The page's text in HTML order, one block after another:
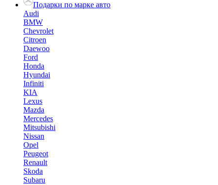
Подарки по марке авто
Audi
BMW
Chevrolet
Citroen
Daewoo
Ford
Honda
Hyundai
Infiniti
KIA
Lexus
Mazda
Mercedes
Mitsubishi
Nissan
Opel
Peugeot
Renault
Skoda
Subaru